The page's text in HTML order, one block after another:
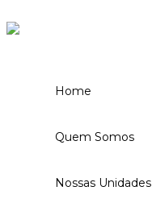
Home
Quem Somos
Nossas Unidades